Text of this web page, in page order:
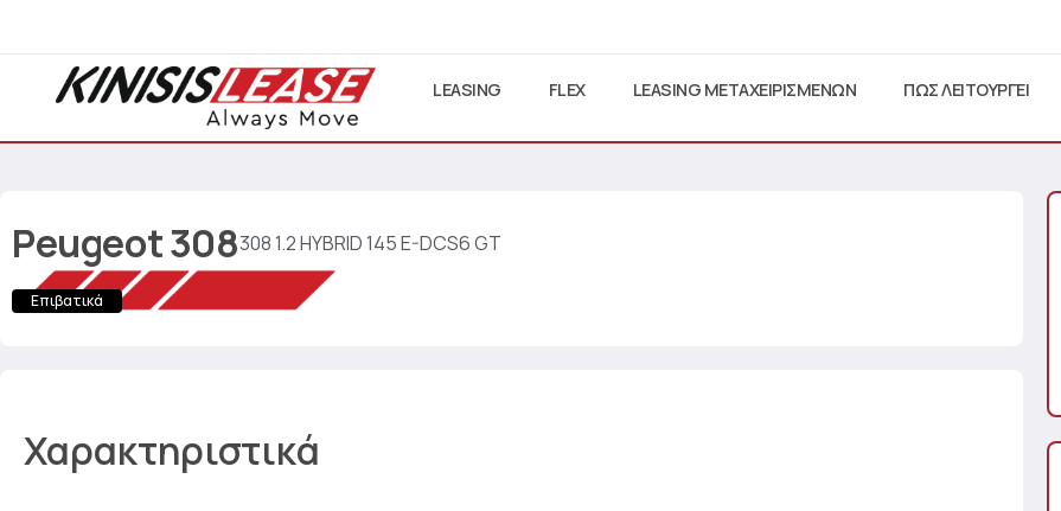
LEASING FLEX LEASING ΜΕΤΑΧΕΙΡΙΣΜΕΝΩΝ ΠΩΣ ΛΕΙΤΟΥΡΓΕΙ
Peugeot308308 1.2 HYBRID 145 E-DCS6 GT
Επιβατικά
Χαρακτηριστικά